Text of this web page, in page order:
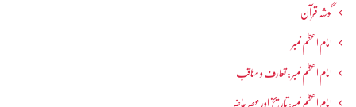
گوشہ قرآن
امام اعظم نمبر
امام اعظم نمبر : تعارف و مناقب
امام اعظم نمبر: تاریخ اور عصرِ حاضر